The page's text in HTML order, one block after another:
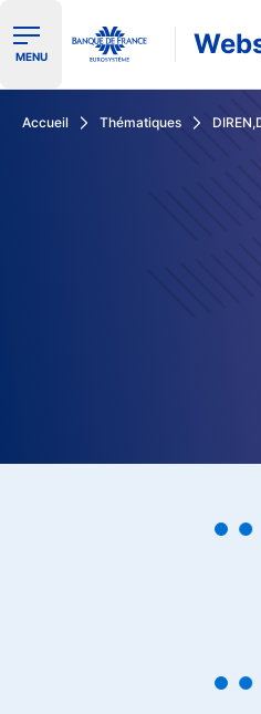
Ouvrir le menu de
MENU
Accueil Thématiques